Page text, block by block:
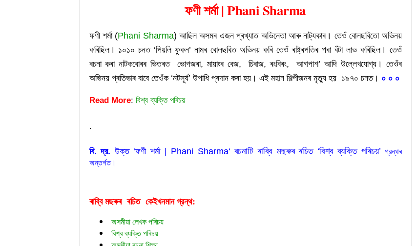
ফণী শৰ্মা | Phani Sharma
ফণী শৰ্মা (Phani Sharma) আছিল অসমৰ এজন প্ৰখ্যাত অভিনেতা আৰু নাট্যকাৰ। তেওঁ বোলছবিতো অভিনয়
কৰিছিল। ১০১০ চনত ‘পিয়লি ফুকন’ নামৰ বোলছবিত অভিনয় কৰি তেওঁ ৰাষ্ট্ৰপতিৰ পৰা বঁটা লাভ কৰিছিল। তেওঁ
ৰচনা কৰা নাটকবোৰৰ ভিতৰত  ভোগজৰা, মায়াংৰ বেজ,  চিৰাজ, ৰংবিৰং,  আগপাশ’ আদি উল্লেখযোগ্য। তেওঁৰ
অভিনয় প্ৰতিভাৰ বাবে তেওঁক ‘নটসূৰ্য’ উপাধি প্ৰদান কৰা হয়। এই মহান শিল্পীজনৰ মৃত্যু হয়  ১৯৭০ চনত। ০ ০ ০
Read More: বিশ্ব ব্যক্তি পৰিচয়
.
বি. দ্র. উক্ত ‘ফণী শৰ্মা | Phani Sharma‘ ৰচনাটি ৰাব্বি মছৰুৰ ৰচিত ‘বিশ্ব ব্যক্তি পৰিচয়’ গ্রন্থৰ
অন্তর্গত।
ৰাব্বি মছৰুৰ  ৰচিত কেইখনমান গ্রন্থ:
অসমীয়া লেখক পৰিচয়
বিশ্ব ব্যক্তি পৰিচয়